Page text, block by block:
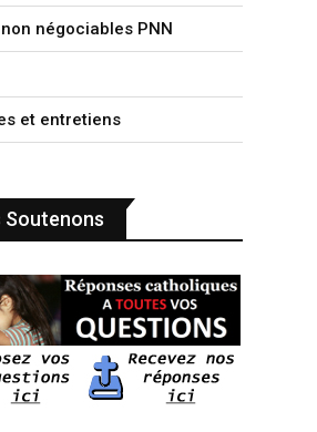
négociables PNN
et entretiens
Soutenons